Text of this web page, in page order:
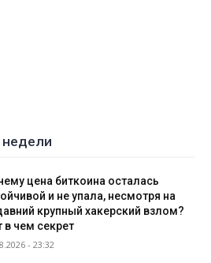
цена биткоина осталась
и не упала, несмотря на
крупный хакерский взлом?
в чем секрет
- 23:32